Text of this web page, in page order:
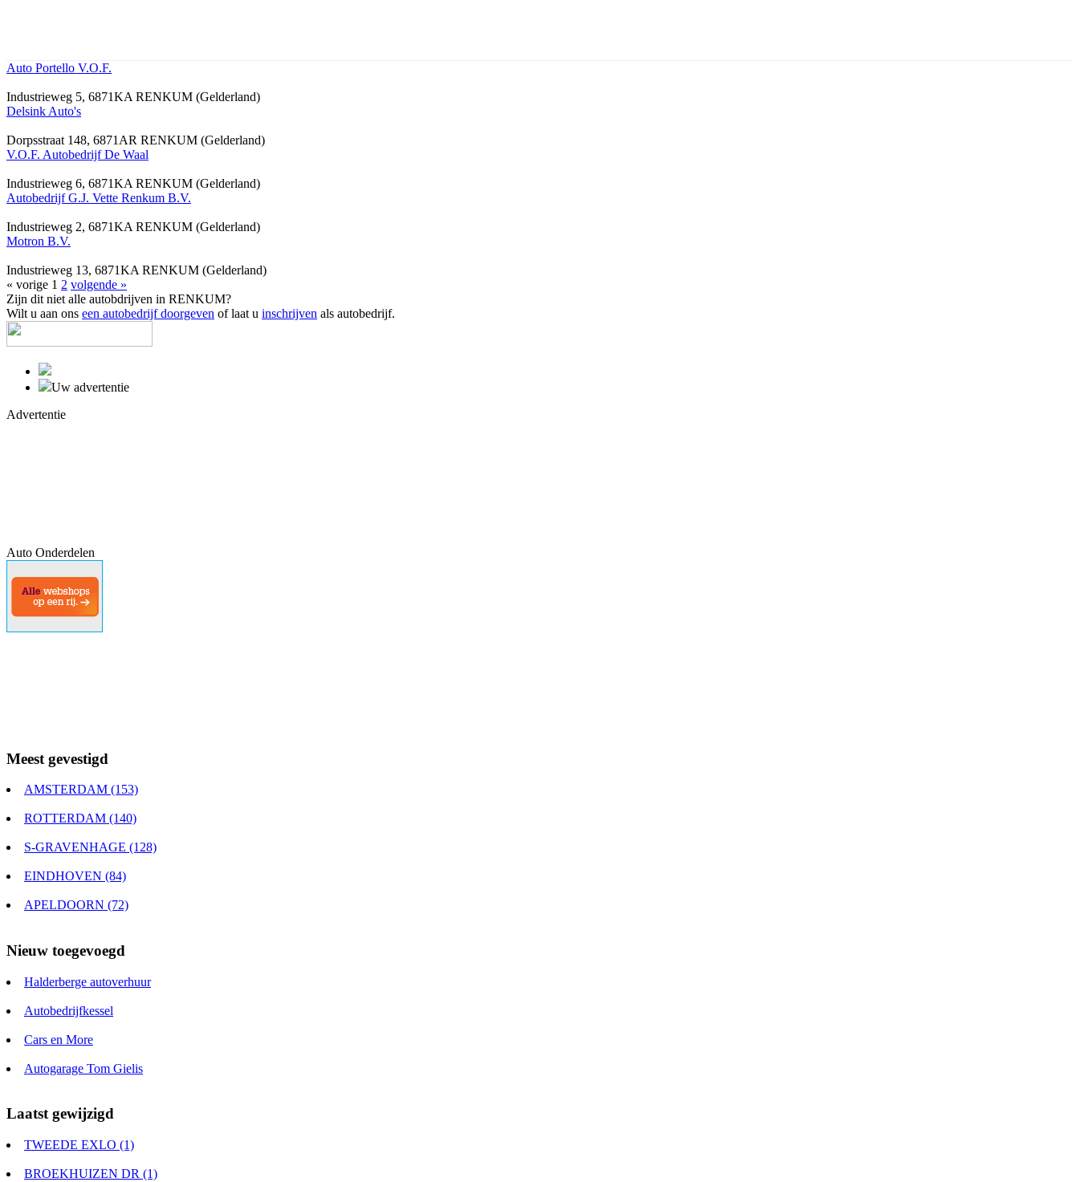
Auto Portello V.O.F.
Industrieweg 5, 6871KA RENKUM (Gelderland)
Delsink Auto's
Dorpsstraat 148, 6871AR RENKUM (Gelderland)
V.O.F. Autobedrijf De Waal
Industrieweg 6, 6871KA RENKUM (Gelderland)
Autobedrijf G.J. Vette Renkum B.V.
Industrieweg 2, 6871KA RENKUM (Gelderland)
Motron B.V.
Industrieweg 13, 6871KA RENKUM (Gelderland)
« vorige 1 2 volgende »
Zijn dit niet alle autobdrijven in RENKUM?
Wilt u aan ons een autobedrijf doorgeven of laat u inschrijven als autobedrijf.
Uw advertentie
Advertentie
Auto Onderdelen
Meest gevestigd
AMSTERDAM (153)
ROTTERDAM (140)
S-GRAVENHAGE (128)
EINDHOVEN (84)
APELDOORN (72)
Nieuw toegevoegd
Halderberge autoverhuur
Autobedrijfkessel
Cars en More
Autogarage Tom Gielis
Laatst gewijzigd
TWEEDE EXLO (1)
BROEKHUIZEN DR (1)